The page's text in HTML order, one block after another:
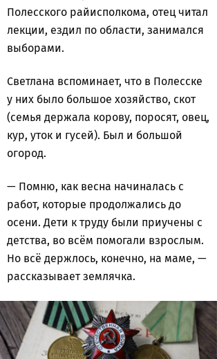
Полесского райисполкома, отец читал
лекции, ездил по области, занимался
выборами.
Светлана вспоминает, что в Полесске
у них было большое хозяйство, скот
(семья держала корову, поросят, овец,
кур, уток и гусей). Был и большой
огород.
— Помню, как весна начиналась с
работ, которые продолжались до
осени. Дети к труду были приучены с
детства, во всём помогали взрослым.
Но всё держлось, конечно, на маме, —
рассказывает землячка.